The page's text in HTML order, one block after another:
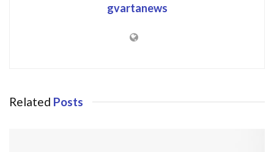
gvartanews
Related Posts